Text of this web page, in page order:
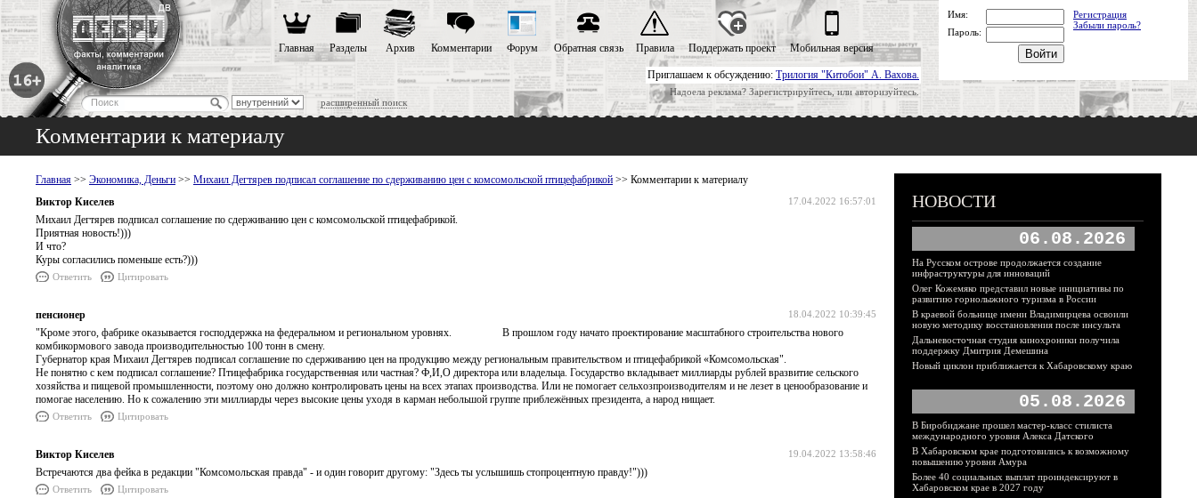
Приглашаем к обсуждению: Трилогия "Китобои" А. Вахова.
Надоела реклама? Зарегистрируйтесь, или авторизуйтесь.
расширенный поиск
Главная Разделы Архив Комментарии Форум Обратная связь Правила Поддержать проект Мобильная версия
Имя:
Регистрация
Забыли пароль?
Пароль:
Комментарии к материалу
Главная >> Экономика, Деньги >> Михаил Дегтярев подписал соглашение по сдерживанию цен с комсомольской птицефабрикой >> Комментарии к материалу
17.04.2022 16:57:01
Виктор Киселев
Михаил Дегтярев подписал соглашение по сдерживанию цен с комсомольской птицефабрикой.
Приятная новость!)))
И что?
Куры согласились поменьше есть?)))
Ответить Цитировать
18.04.2022 10:39:45
пенсионер
"Кроме этого, фабрике оказывается господдержка на федеральном и региональном уровнях. В прошлом году начато проектирование масштабного строительства нового
комбикормового завода производительностью 100 тонн в смену.
Губернатор края Михаил Дегтярев подписал соглашение по сдерживанию цен на продукцию между региональным правительством и птицефабрикой «Комсомольская".
Не понятно с кем подписал соглашение? Птицефабрика государственная или частная? Ф,И,О директора или владельца. Государство вкладывает миллиарды рублей вразвитие сельского
хозяйства и пищевой промышленности, поэтому оно должно контролировать цены на всех этапах производства. Или не помогает сельхозпроизводителям и не лезет в ценообразование и
помогае населению. Но к сожалению эти миллиарды через высокие цены уходя в карман небольшой группе приблежённых президента, а народ нищает.
Ответить Цитировать
19.04.2022 13:58:46
Виктор Киселев
Встречаются два фейка в редакции "Комсомольская правда" - и один говорит другому: "Здесь ты услышишь стопроцентную правду!")))
Ответить Цитировать
НОВОСТИ
06.08.2026
На Русском острове продолжается создание
инфраструктуры для инноваций
Олег Кожемяко представил новые инициативы по
развитию горнолыжного туризма в России
В краевой больнице имени Владимирцева освоили
новую методику восстановления после инсульта
Дальневосточная студия кинохроники получила
поддержку Дмитрия Демешина
Новый циклон приближается к Хабаровскому краю
05.08.2026
В Биробиджане прошел мастер-класс стилиста
международного уровня Алекса Датского
В Хабаровском крае подготовились к возможному
повышению уровня Амура
Более 40 социальных выплат проиндексируют в
Хабаровском крае в 2027 году